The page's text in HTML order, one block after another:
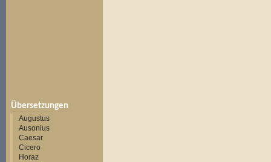
Übersetzungen
Augustus
Ausonius
Caesar
Cicero
Horaz